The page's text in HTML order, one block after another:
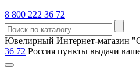
8 800 222 36 72
Ювелирный Интернет-магазин
36 72 Россия пункты выдачи